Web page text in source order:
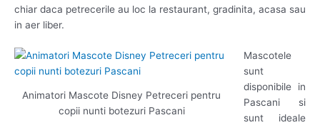
chiar daca petrecerile au loc la restaurant, gradinita, acasa sau
in aer liber.
Animatori Mascote Disney Petreceri pentru
copii nunti botezuri Pascani
Mascotele
sunt
disponibile in
Pascani si
sunt ideale